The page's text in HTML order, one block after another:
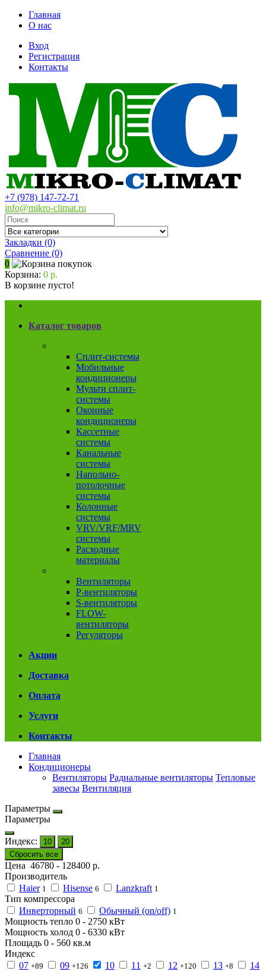
Главная
О нас
Вход
Регистрация
Контакты
+7 (978) 147-72-71
info@mikro-climat.ru
Закладки (0)
Сравнение (0)
0
Корзина: 0 р.
В корзине пусто!
Каталог товаров
Сплит-системы
Мобильные
кондиционеры
Мульти сплит-
системы
Оконные
кондиционеры
Кассетные
системы
Канальные
системы
Напольно-
потолочные
системы
Колонные
системы
VRV/VRF/MRV
системы
Расходные
материалы
Вентиляторы
P-вентиляторы
S-вентиляторы
FLOW-
вентиляторы
Регуляторы
Акции
Доставка
Оплата
Услуги
Контакты
Главная
Кондиционеры
Вентиляторы Радиальные вентиляторы Тепловые
завесы Вентиляция
Параметры
Параметры
Индекс: 10
20
Сбросить все
Цена 46780 - 128400 р.
Производитель
Haier 1 Hisense 6 Lanzkraft 1
Тип компрессора
Инверторный 6 Обычный (on/off) 1
Мощность тепло 0 - 2750 кВт
Мощность холод 0 - 6330 кВт
Площадь 0 - 560 кв.м
Индекс
07 +89 09 +126 10 11 +2 12 +120 13 +8 14